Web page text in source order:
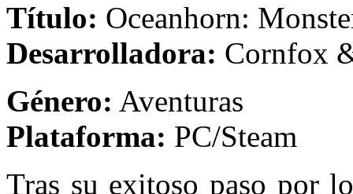
Título: Oceanhorn:
Desarrolladora: Cornfox
Género:
Plataforma: PC/Steam
Tras su exitoso paso por